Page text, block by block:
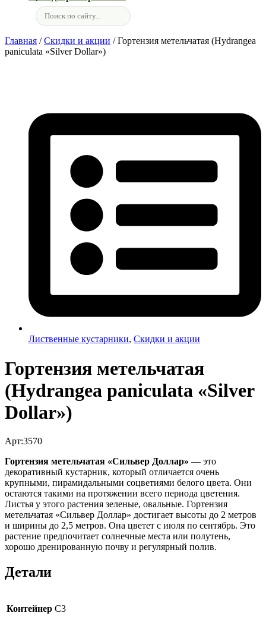
Главная /Скидки и акции / Гортензия метельчатая (Hydrangea
paniculata «Silver Dollar»)
Лиственные кустарники, Скидки и акции
Гортензия метельчатая
(Hydrangea paniculata «Silver
Dollar»)
Арт:3570
Гортензия метельчатая «Сильвер Доллар» — это
декоративный кустарник, который отличается очень
крупными, пирамидальными соцветиями белого цвета. Они
остаются такими на протяжении всего периода цветения.
Листья у этого растения зеленые, овальные. Гортензия
метельчатая «Сильвер Доллар» достигает высоты до 2 метров
и ширины до 2,5 метров. Она цветет с июля по сентябрь. Это
растение предпочитает солнечные места или полутень,
хорошо дренированную почву и регулярный полив.
Детали
Контейнер C3